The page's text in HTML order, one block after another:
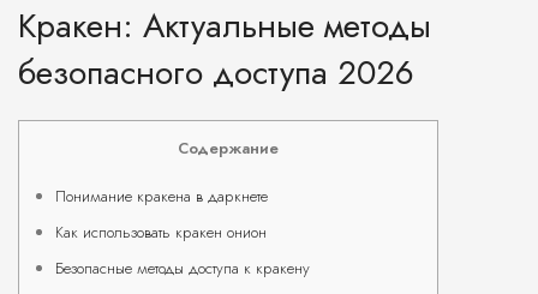
Кракен: Актуальные методы
безопасного доступа 2026
Содержание
Понимание кракена в даркнете
Как использовать кракен онион
Безопасные методы доступа к кракену